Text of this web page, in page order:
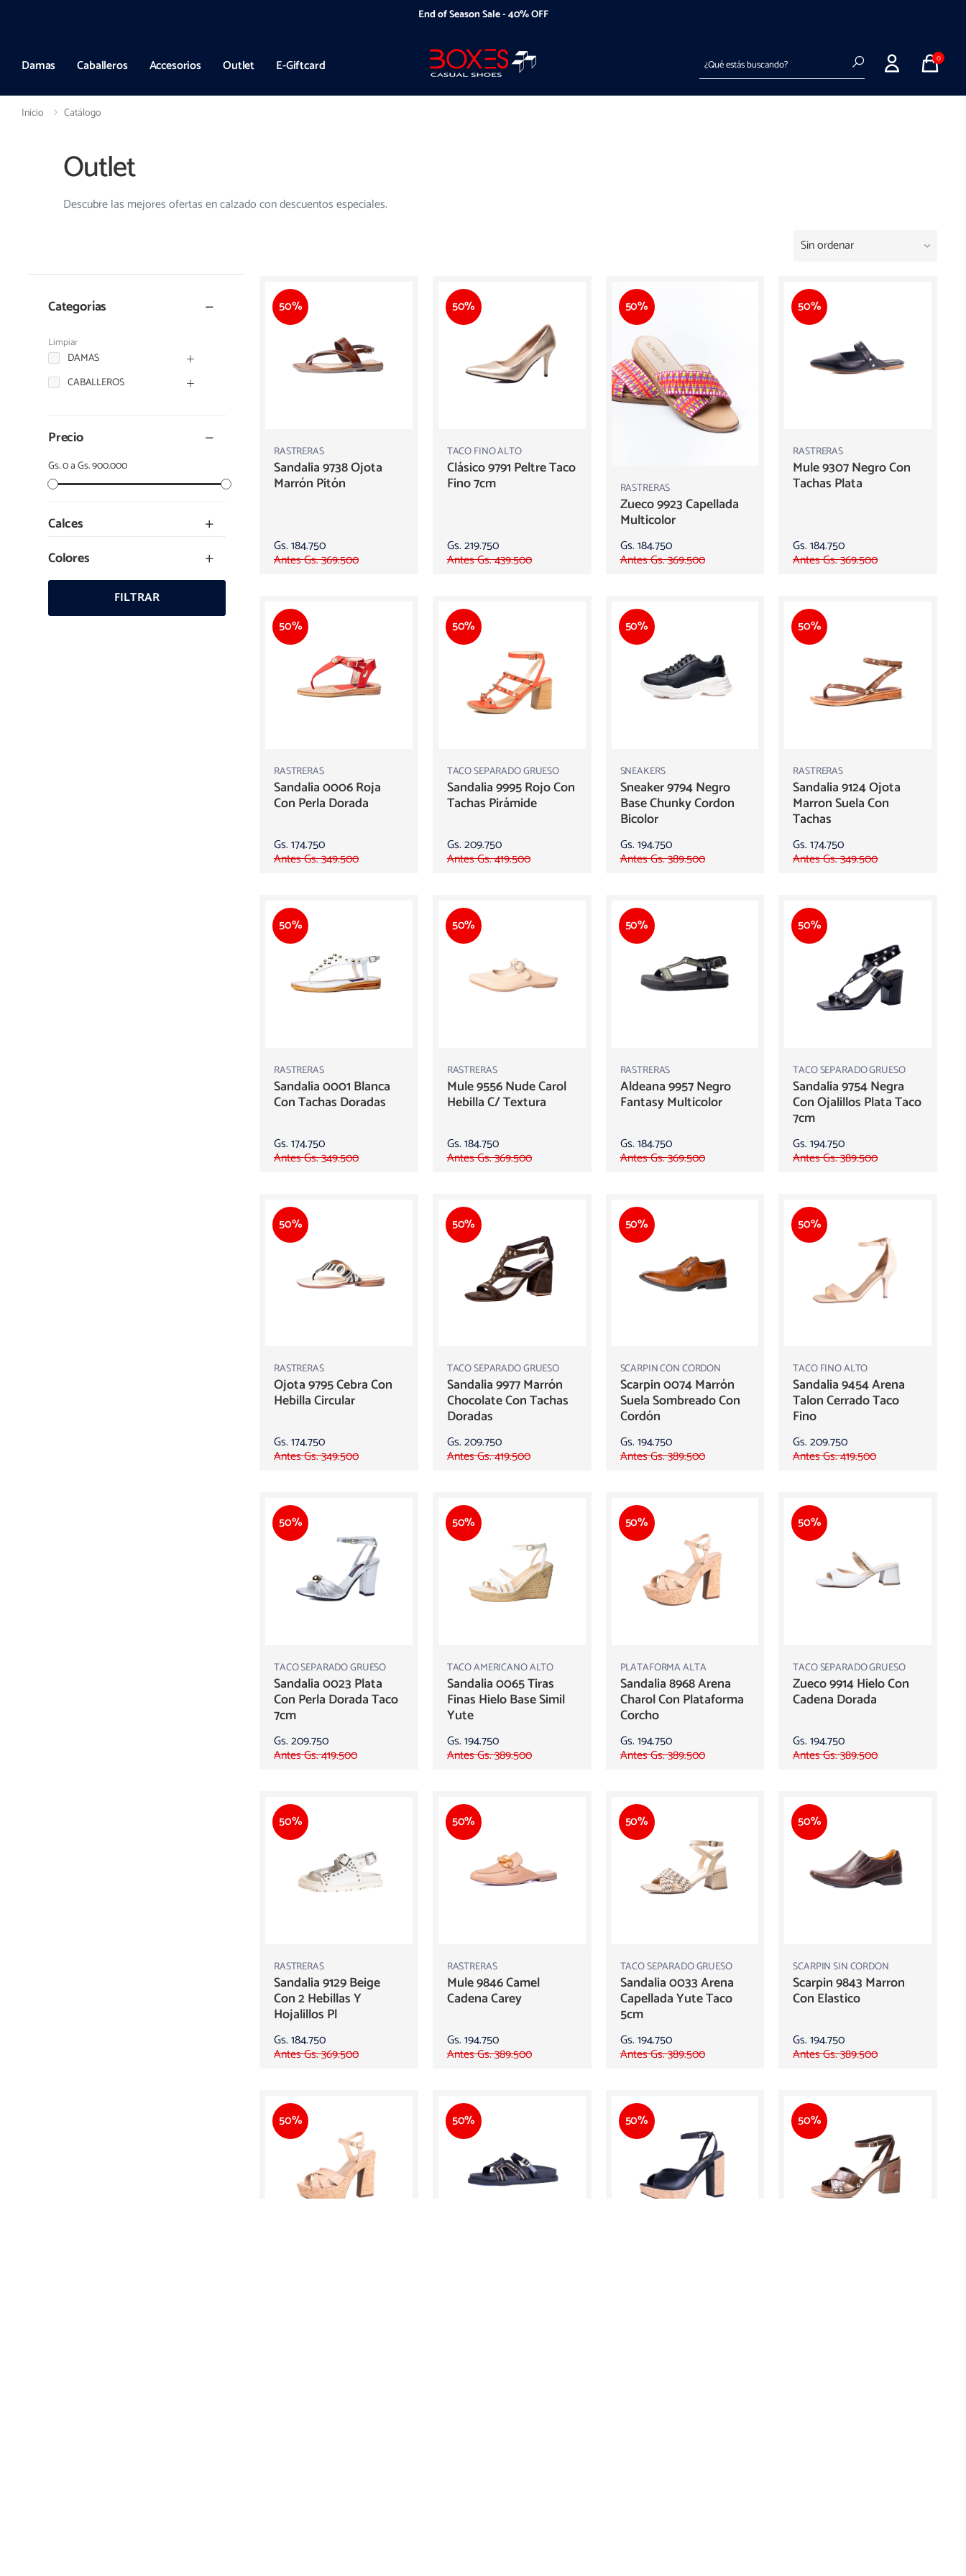
End of Season Sale - 40% OFF
Damas Caballeros Accesorios Outlet E-Giftcard 0
Inicio Catálogo
Outlet
Descubre las mejores ofertas en calzado con descuentos especiales.
50%
RASTRERAS
Sandalia 9738 Ojota
Marrón Pitón
Gs. 184.750
Antes Gs. 369.500
50%
TACO FINO ALTO
Clásico 9791 Peltre Taco
Fino 7cm
Gs. 219.750
Antes Gs. 439.500
50%
RASTRERAS
Zueco 9923 Capellada
Multicolor
Gs. 184.750
Antes Gs. 369.500
50%
RASTRERAS
Mule 9307 Negro Con
Tachas Plata
Gs. 184.750
Antes Gs. 369.500
50%
RASTRERAS
Sandalia 0006 Roja
Con Perla Dorada
Gs. 174.750
Antes Gs. 349.500
50%
TACO SEPARADO GRUESO
Sandalia 9995 Rojo Con
Tachas Pirámide
Gs. 209.750
Antes Gs. 419.500
50%
SNEAKERS
Sneaker 9794 Negro
Base Chunky Cordon
Bicolor
Gs. 194.750
Antes Gs. 389.500
50%
RASTRERAS
Sandalia 9124 Ojota
Marron Suela Con
Tachas
Gs. 174.750
Antes Gs. 349.500
50%
RASTRERAS
Sandalia 0001 Blanca
Con Tachas Doradas
Gs. 174.750
Antes Gs. 349.500
50%
RASTRERAS
Mule 9556 Nude Carol
Hebilla C/ Textura
Gs. 184.750
Antes Gs. 369.500
50%
RASTRERAS
Aldeana 9957 Negro
Fantasy Multicolor
Gs. 184.750
Antes Gs. 369.500
50%
TACO SEPARADO GRUESO
Sandalia 9754 Negra
Con Ojalillos Plata Taco
7cm
Gs. 194.750
Antes Gs. 389.500
50%
RASTRERAS
Ojota 9795 Cebra Con
Hebilla Circular
Gs. 174.750
Antes Gs. 349.500
50%
TACO SEPARADO GRUESO
Sandalia 9977 Marrón
Chocolate Con Tachas
Doradas
Gs. 209.750
Antes Gs. 419.500
50%
SCARPIN CON CORDON
Scarpin 0074 Marrón
Suela Sombreado Con
Cordón
Gs. 194.750
Antes Gs. 389.500
50%
TACO FINO ALTO
Sandalia 9454 Arena
Talon Cerrado Taco
Fino
Gs. 209.750
Antes Gs. 419.500
50%
TACO SEPARADO GRUESO
Sandalia 0023 Plata
Con Perla Dorada Taco
7cm
Gs. 209.750
Antes Gs. 419.500
50%
TACO AMERICANO ALTO
Sandalia 0065 Tiras
Finas Hielo Base Simil
Yute
Gs. 194.750
Antes Gs. 389.500
50%
PLATAFORMA ALTA
Sandalia 8968 Arena
Charol Con Plataforma
Corcho
Gs. 194.750
Antes Gs. 389.500
50%
TACO SEPARADO GRUESO
Zueco 9914 Hielo Con
Cadena Dorada
Gs. 194.750
Antes Gs. 389.500
50%
RASTRERAS
Sandalia 9129 Beige
Con 2 Hebillas Y
Hojalillos Pl
Gs. 184.750
Antes Gs. 369.500
50%
RASTRERAS
Mule 9846 Camel
Cadena Carey
Gs. 194.750
Antes Gs. 389.500
50%
TACO SEPARADO GRUESO
Sandalia 0033 Arena
Capellada Yute Taco
5cm
Gs. 194.750
Antes Gs. 389.500
50%
SCARPIN SIN CORDON
Scarpin 9843 Marron
Con Elastico
Gs. 194.750
Antes Gs. 389.500
50% 50% 50% 50%
Categorías
Limpiar
DAMAS
CABALLEROS
Precio
Gs. 0 a Gs. 900.000
Calces
Colores
FILTRAR